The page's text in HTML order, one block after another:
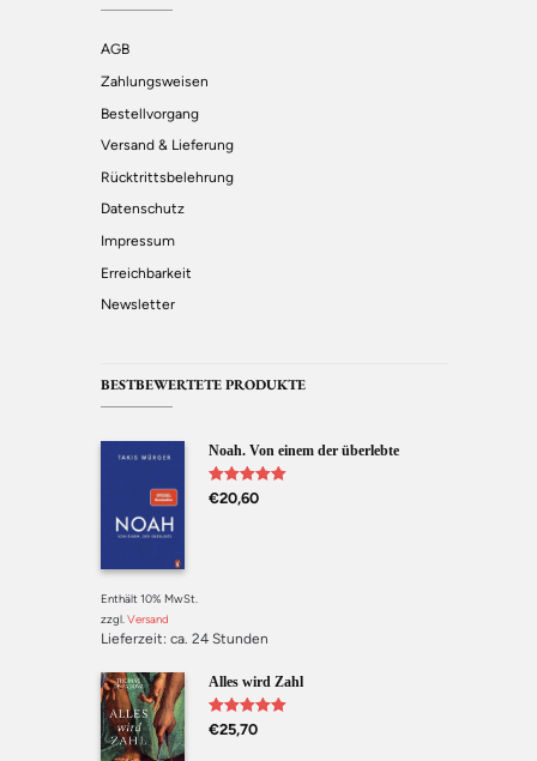
AGB
Zahlungsweisen
Bestellvorgang
Versand & Lieferung
Rücktrittsbelehrung
Datenschutz
Impressum
Erreichbarkeit
Newsletter
BESTBEWERTETE PRODUKTE
Noah. Von einem der überlebte
Bewertet mit
5.00
von 5
€20,60
Enthält 10% MwSt.
zzgl. Versand
Lieferzeit: ca. 24 Stunden
Alles wird Zahl
Bewertet mit
5.00 von 5
€25,70